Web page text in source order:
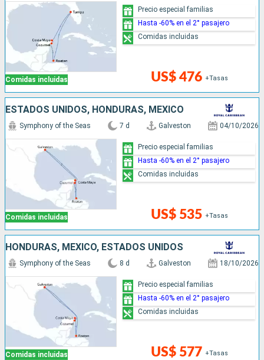
Comidas incluidas US$ 476 +Tasas
Precio especial familias
Hasta -60% en el 2° pasajero
Comidas incluidas
ESTADOS UNIDOS, HONDURAS, MÉXICO
Comidas incluidas
Symphony of the Seas 7 d Galveston 04/10/2026
US$ 535 +Tasas
Precio especial familias
Hasta -60% en el 2° pasajero
Comidas incluidas
HONDURAS, MÉXICO, ESTADOS UNIDOS
Comidas incluidas
Symphony of the Seas 8 d Galveston 18/10/2026
US$ 577 +Tasas
Precio especial familias
Hasta -60% en el 2° pasajero
Comidas incluidas